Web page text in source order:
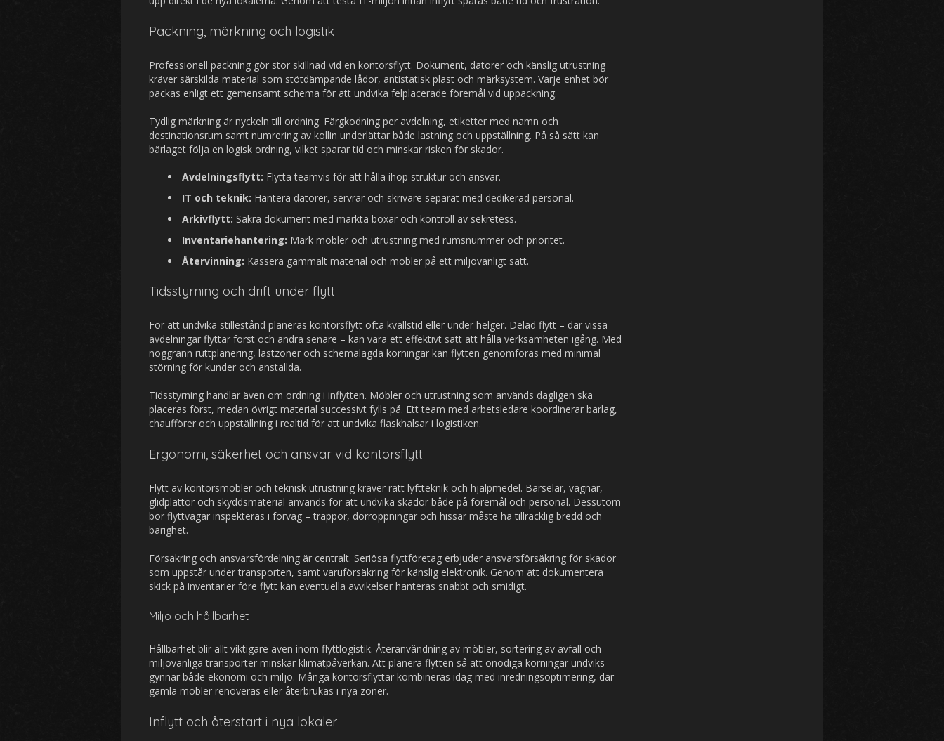
Packning, märkning och logistik
Professionell packning gör stor skillnad vid en kontorsflytt. Dokument, datorer och känslig utrustning
kräver särskilda material som stötdämpande lådor, antistatisk plast och märksystem. Varje enhet bör
packas enligt ett gemensamt schema för att undvika felplacerade föremål vid uppackning.
Tydlig märkning är nyckeln till ordning. Färgkodning per avdelning, etiketter med namn och
destinationsrum samt numrering av kollin underlättar både lastning och uppställning. På så sätt kan
bärlaget följa en logisk ordning, vilket sparar tid och minskar risken för skador.
Avdelningsflytt: Flytta teamvis för att hålla ihop struktur och ansvar.
IT och teknik: Hantera datorer, servrar och skrivare separat med dedikerad personal.
Arkivflytt: Säkra dokument med märkta boxar och kontroll av sekretess.
Inventariehantering: Märk möbler och utrustning med rumsnummer och prioritet.
Återvinning: Kassera gammalt material och möbler på ett miljövänligt sätt.
Tidsstyrning och drift under flytt
För att undvika stillestånd planeras kontorsflytt ofta kvällstid eller under helger. Delad flytt – där vissa
avdelningar flyttar först och andra senare – kan vara ett effektivt sätt att hålla verksamheten igång. Med
noggrann ruttplanering, lastzoner och schemalagda körningar kan flytten genomföras med minimal
störning för kunder och anställda.
Tidsstyrning handlar även om ordning i inflytten. Möbler och utrustning som används dagligen ska
placeras först, medan övrigt material successivt fylls på. Ett team med arbetsledare koordinerar bärlag,
chaufförer och uppställning i realtid för att undvika flaskhalsar i logistiken.
Ergonomi, säkerhet och ansvar vid kontorsflytt
Flytt av kontorsmöbler och teknisk utrustning kräver rätt lyftteknik och hjälpmedel. Bärselar, vagnar,
glidplattor och skyddsmaterial används för att undvika skador både på föremål och personal. Dessutom
bör flyttvägar inspekteras i förväg – trappor, dörröppningar och hissar måste ha tillräcklig bredd och
bärighet.
Försäkring och ansvarsfördelning är centralt. Seriösa flyttföretag erbjuder ansvarsförsäkring för skador
som uppstår under transporten, samt varuförsäkring för känslig elektronik. Genom att dokumentera
skick på inventarier före flytt kan eventuella avvikelser hanteras snabbt och smidigt.
Miljö och hållbarhet
Hållbarhet blir allt viktigare även inom flyttlogistik. Återanvändning av möbler, sortering av avfall och
miljövänliga transporter minskar klimatpåverkan. Att planera flytten så att onödiga körningar undviks
gynnar både ekonomi och miljö. Många kontorsflyttar kombineras idag med inredningsoptimering, där
gamla möbler renoveras eller återbrukas i nya zoner.
Inflytt och återstart i nya lokaler